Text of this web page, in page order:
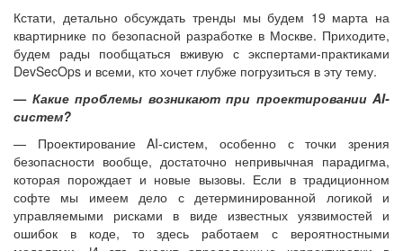
Кстати, детально обсуждать тренды мы будем 19 марта на
квартирнике по безопасной разработке в Москве. Приходите,
будем рады пообщаться вживую с экспертами-практиками
DevSecOps и всеми, кто хочет глубже погрузиться в эту тему.
— Какие проблемы возникают при проектировании AI-
систем?
— Проектирование AI-систем, особенно с точки зрения
безопасности вообще, достаточно непривычная парадигма,
которая порождает и новые вызовы. Если в традиционном
софте мы имеем дело с детерминированной логикой и
управляемыми рисками в виде известных уязвимостей и
ошибок в коде, то здесь работаем с вероятностными